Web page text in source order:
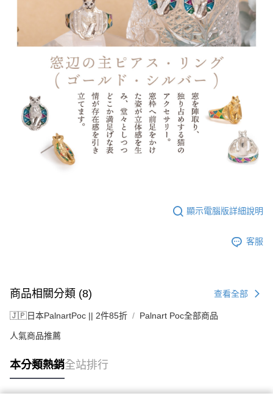
顯示電腦版詳細說明
客服
商品相關分類 (8) 查看全部
🇯🇵日本PalnartPoc || 2件85折 Palnart Poc全部商品
人氣商品推薦
本分類熱銷全站排行